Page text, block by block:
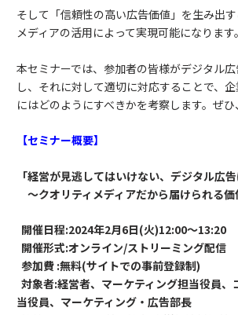
そして「信頼性の高い広告価値」を生み出
メディアの活用によって実現可能になります。
本セミナーでは、参加者の皆様がデジタル
し、それに対して適切に対応することで、
にはどのようにすべきかを考察します。ぜひ
【セミナー概要】
「経営が見逃してはいけない、デジタル広
～クオリティメディアだから届けられる価
開催日程:2024年2月6日(火)12:00〜13:20
開催形式:オンライン/ストリーミング配信
参加費 :無料(サイトでの事前登録制)
対象者:経営者、マーケティング担当役員、
当役員、マーケティング・広告部長